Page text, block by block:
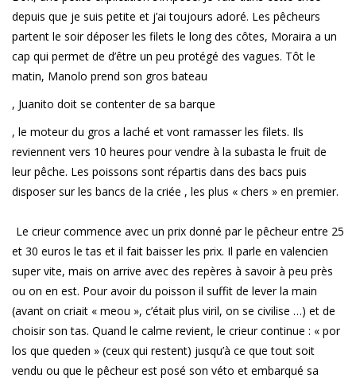
depuis que je suis petite et j’ai toujours adoré. Les pêcheurs
partent le soir déposer les filets le long des côtes, Moraira a un
cap qui permet de d’être un peu protégé des vagues. Tôt le
matin, Manolo prend son gros bateau
, Juanito doit se contenter de sa barque
, le moteur du gros a laché et vont ramasser les filets. Ils
reviennent vers 10 heures pour vendre à la subasta le fruit de
leur pêche. Les poissons sont répartis dans des bacs puis
disposer sur les bancs de la criée , les plus « chers » en premier.
Le crieur commence avec un prix donné par le pêcheur entre 25
et 30 euros le tas et il fait baisser les prix. Il parle en valencien
super vite, mais on arrive avec des repères à savoir à peu près
ou on en est. Pour avoir du poisson il suffit de lever la main
(avant on criait « meou », c’était plus viril, on se civilise …) et de
choisir son tas. Quand le calme revient, le crieur continue : « por
los que queden » (ceux qui restent) jusqu’à ce que tout soit
vendu ou que le pêcheur est posé son véto et embarqué sa